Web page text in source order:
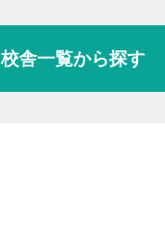
校舎一覧から探す